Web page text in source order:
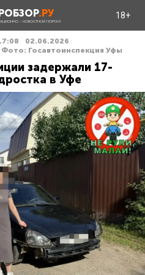
.РУ
- НОВОСТНОЙ ПОРТАЛ
18+
02.06.2026
Фото: Госавтоинспекция Уфы
задержали 17-
в Уфе